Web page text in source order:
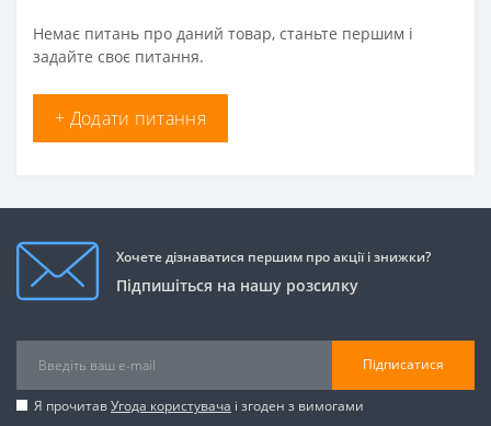
Немає питань про даний товар, станьте першим і
задайте своє питання.
+ Додати питання
Хочете дізнаватися першим про акції і знижки?
Підпишіться на нашу розсилку
Підписатися
Я прочитавУгода користувача і згоден з вимогами